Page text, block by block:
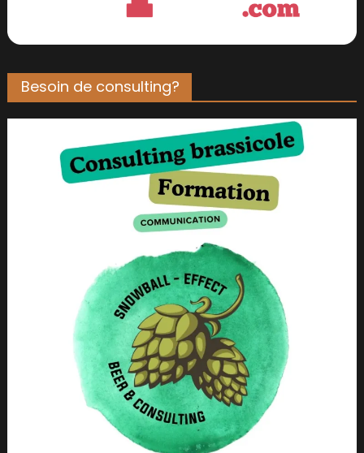
Besoin de consulting?